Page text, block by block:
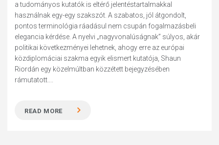
a tudományos kutatók is eltérő jelentéstartalmakkal
használnak egy-egy szakszót. A szabatos, jól átgondolt,
pontos terminológia ráadásul nem csupán fogalmazásbeli
elegancia kérdése. A nyelvi „nagyvonalúságnak” súlyos, akár
politikai következményei lehetnek, ahogy erre az európai
közdiplomáciai szakma egyik elismert kutatója, Shaun
Riordán egy közelmúltban közzétett bejegyzésében
rámutatott....
READ MORE